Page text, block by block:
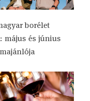
borélet
május és június